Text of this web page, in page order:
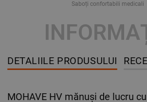
Saboți confortabili medicali
DETALIILE PRODUSULUI
MOHAVE HV mănuși de lucru